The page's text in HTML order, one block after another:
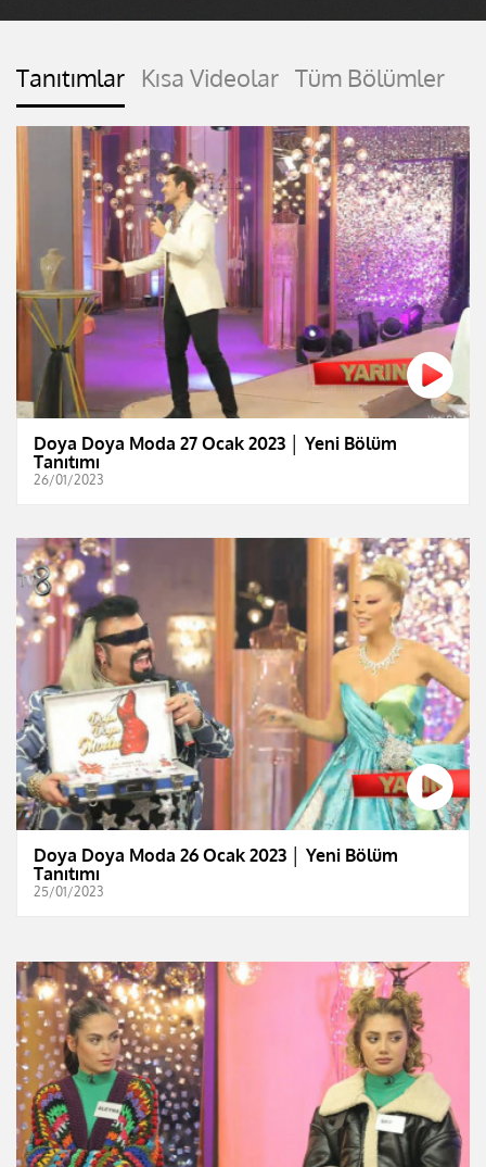
Tanıtımlar Kısa Videolar Tüm Bölümler
Doya Doya Moda 27 Ocak 2023 │ Yeni Bölüm
Tanıtımı
26/01/2023
Doya Doya Moda 26 Ocak 2023 │ Yeni Bölüm
Tanıtımı
25/01/2023